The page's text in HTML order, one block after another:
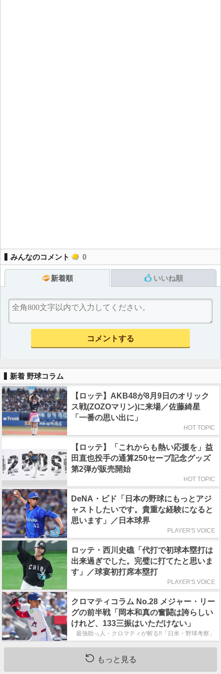
みんなのコメント 0
新着順 いいね順
新着 野球コラム
【ロッテ】AKB48が8月9日のオリック
ス戦(ZOZOマリン)に来場／佐藤綺星
「一番の思い出に」
HOT TOPIC
【ロッテ】「これからも熱い応援を」益
田直也投手の通算250セーブ記念グッズ
第2弾が販売開始
HOT TOPIC
DeNA・ビド「日本の野球にもっとアジ
ャストしたいです。貴重な経験になると
思います」／日本球界
PLAYER'S VOICE
ロッテ・西川史礁「代打で初球本塁打は
出来過ぎでした。完璧に打てたと思いま
す」／球宴初打席本塁打
PLAYER'S VOICE
クロマティコラム No.28 メジャー・リー
グの前半戦「岡本和真の奮闘は誇らしい
けれど、133三振はいただけない」
最強助っ人・クロマティが斬る!!「日米・野球考察」
もっと見る